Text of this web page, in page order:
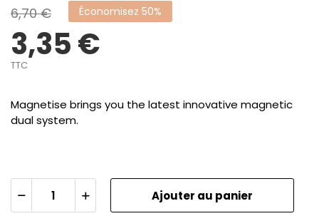
6,70 € Économisez 50%
3,35 €
TTC
Magnetise brings you the latest innovative magnetic
dual system.
Ajouter au panier